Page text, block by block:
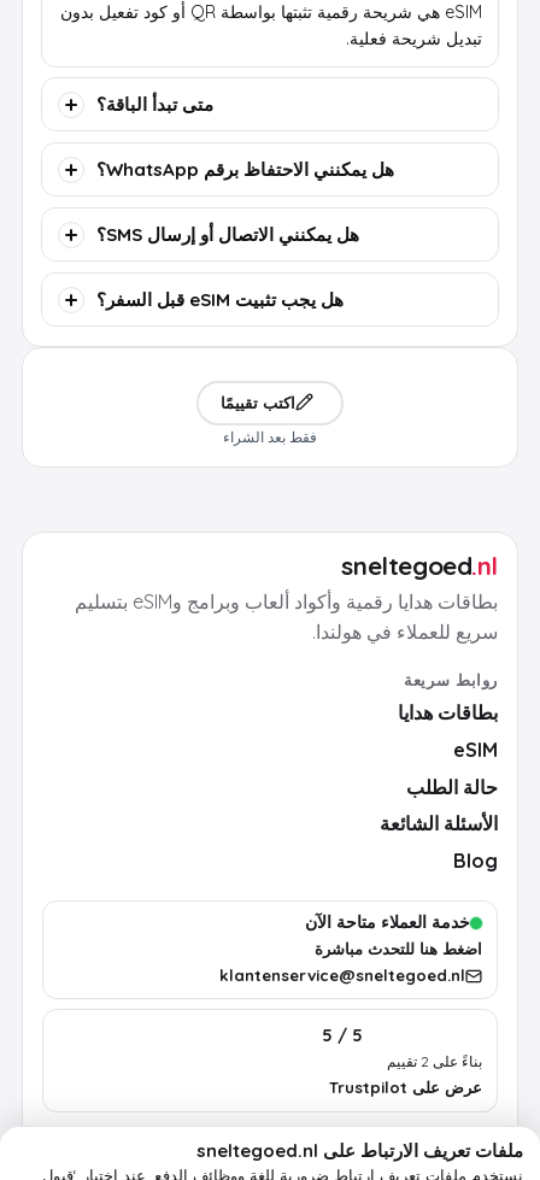
eSIM هي شريحة رقمية تثبتها بواسطة QR أو كود تفعيل بدون
تبديل شريحة فعلية.
متى تبدأ الباقة؟
هل يمكنني الاحتفاظ برقم WhatsApp؟
هل يمكنني الاتصال أو إرسال SMS؟
هل يجب تثبيت eSIM قبل السفر؟
اكتب تقييمًا
فقط بعد الشراء
sneltegoed.nl
بطاقات هدايا رقمية وأكواد ألعاب وبرامج وeSIM بتسليم
سريع للعملاء في هولندا.
روابط سريعة
بطاقات هدايا
eSIM
حالة الطلب
الأسئلة الشائعة
Blog
خدمة العملاء متاحة الآن
اضغط هنا للتحدث مباشرة
klantenservice@sneltegoed.nl
5 / 5
بناءً على 2 تقييم
عرض على Trustpilot
الشروطالخصوصيةسياسة ملفات تعريف الارتباطملفات تعريف الارتباط على sneltegoed.nl
نستخدم ملفات تعريف ارتباط ضرورية للغة ووظائف الدفع. عند اختيار ‘قبول